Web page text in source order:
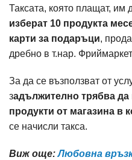
Таксата, която плащат, им
изберат 10 продукта
карти за подаръци,
дребно в т.нар.
За да се възползват от
задължително трябва да
продукти от магазина в
се начисли такса.
Виж още:Любовна